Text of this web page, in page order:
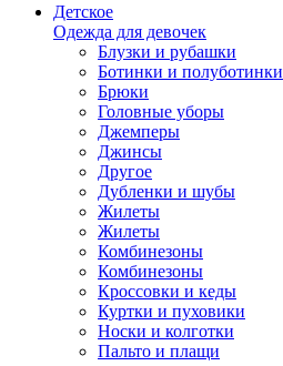
Детское
Одежда для девочек
Блузки и рубашки
Ботинки и полуботинки
Брюки
Головные уборы
Джемперы
Джинсы
Другое
Дубленки и шубы
Жилеты
Жилеты
Комбинезоны
Комбинезоны
Кроссовки и кеды
Куртки и пуховики
Носки и колготки
Пальто и плащи